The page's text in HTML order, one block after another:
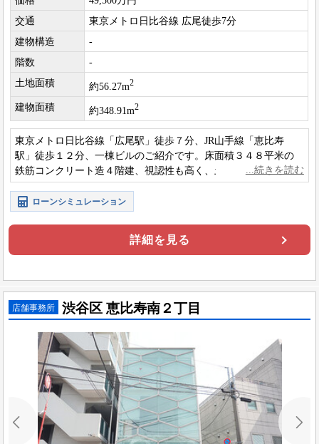
交通
東京メトロ日比谷線 広尾徒歩7分
建物構造
-
階数
-
土地面積
約56.27m2
建物面積 約348.91m2
東京メトロ日比谷線「広尾駅」徒歩７分、JR山手線「恵比寿
駅」徒歩１２分、一棟ビルのご紹介です。床面積３４８平米の
鉄筋コンクリート造４階建、視認性も高く、土地としての資産
価値も期待できそうですね。
ローンシミュレーション
詳細を見る
店舗事務所 渋谷区 恵比寿南２丁目